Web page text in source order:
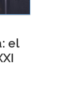
el